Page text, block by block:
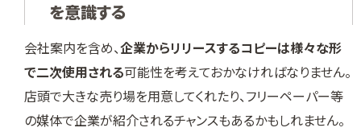
を意識する
会社案内を含め、企業からリリースするコピーは様々な形
で二次使用される可能性を考えておかなければなりません。
店頭で大きな売り場を用意してくれたり、フリーペーパー等
の媒体で企業が紹介されるチャンスもあるかもしれません。